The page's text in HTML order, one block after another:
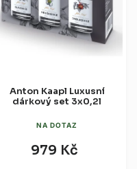
Anton Kaapl Luxusní
dárkový set 3x0,2l
NA DOTAZ
979 Kč